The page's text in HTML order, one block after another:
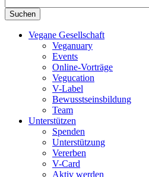
Vegane Gesellschaft
Veganuary
Events
Online-Vorträge
Vegucation
V-Label
Bewusstseinsbildung
Team
Unterstützen
Spenden
Unterstützung
Vererben
V-Card
Aktiv werden